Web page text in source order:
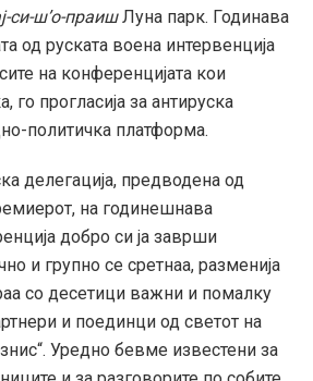
си-ш’о-праишЛуна парк. Годинава
од руската воена интервенција
на конференцијата кои
го прогласија за антируска
политичка платформа.
делегација, предводена од
на годинешнава
добро си ја заврши
и групно се сретнаа, разменија
со десетици важни и помалку
и поединци од светот на
Уредно бевме известени за